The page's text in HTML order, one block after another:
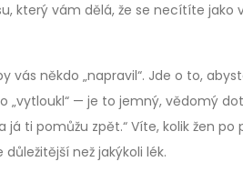
který vám dělá, že se necítíte jako
vás někdo „napravil“. Jde o to,
„vytloukl“ — je to jemný, vědomý
já ti pomůžu zpět.“ Víte, kolik žen
důležitější než jakýkoli lék.